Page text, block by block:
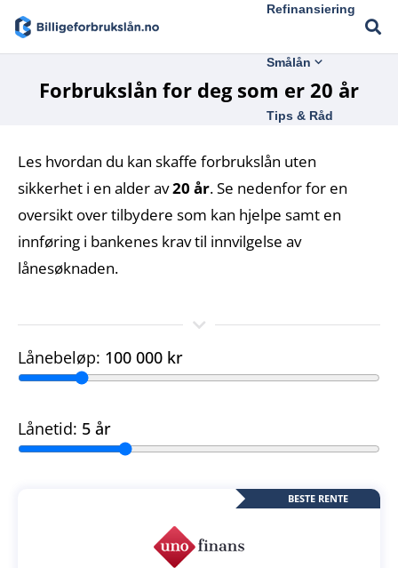
Refinansiering
Smålån
Tips & Råd
Forbrukslån for deg som er 20 år
Les hvordan du kan skaffe forbrukslån uten
sikkerhet i en alder av20 år. Se nedenfor for en
oversikt over tilbydere som kan hjelpe samt en
innføring i bankenes krav til innvilgelse av
lånesøknaden.
Lånebeløp: 100 000 kr
Lånetid: 5 år
BESTE RENTE